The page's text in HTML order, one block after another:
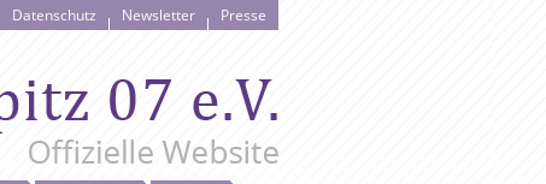
Datenschutz Newsletter Presse